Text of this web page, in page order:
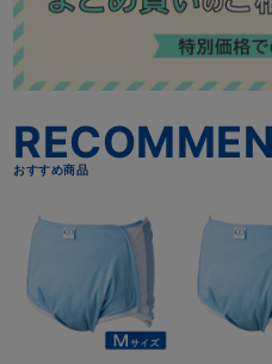
こちらもおすすめ